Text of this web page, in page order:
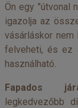
Ön egy "útvonal
igazolja az
vásárláskor
felveheti, és ez
használható.
Fapados
legkedvezőbb